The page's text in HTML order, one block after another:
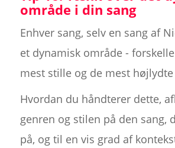
område i din sang
Enhver sang, selv en sang af
et dynamisk område -
mest stille og de mest
Hvordan du håndterer dette,
genren og stilen på den sang,
på, og til en vis grad af